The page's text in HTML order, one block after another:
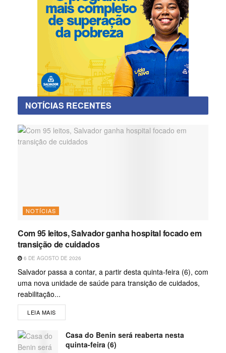
NOTÍCIAS RECENTES
NOTÍCIAS
Com 95 leitos, Salvador ganha hospital focado em
transição de cuidados
6 DE AGOSTO DE 2026
Salvador passa a contar, a partir desta quinta-feira (6), com
uma nova unidade de saúde para transição de cuidados,
reabilitação...
LEIA MAIS
Casa do Benin será reaberta nesta
quinta-feira (6)